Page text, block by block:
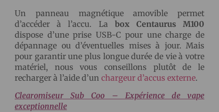
Un panneau magnétique amovible permet
d’accéder à l’accu. La box
Centaurus M100
dispose d’une prise USB-C pour une charge de
dépannage ou d’éventuelles mises à jour. Mais
pour garantir une plus longue durée de vie à votre
matériel, nous vous conseillons plutôt de le
recharger à l’aide d’un chargeur d’accus externe.
Clearomiseur Sub Coo – Expérience de vape
exceptionnelle